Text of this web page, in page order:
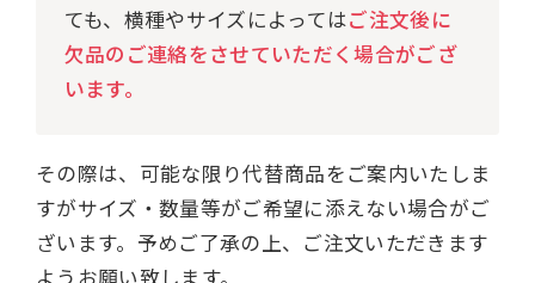
ても、横種やサイズによってはご注文後に
欠品のご連絡をさせていただく場合がござ
います。
その際は、可能な限り代替商品をご案内いたしま
すがサイズ・数量等がご希望に添えない場合がご
ざいます。予めご了承の上、ご注文いただきます
ようお願い致します。